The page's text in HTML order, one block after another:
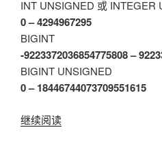
INT UNSIGNED 或 INTEGER
0 – 4294967295
BIGINT
-9223372036854775808 –
BIGINT UNSIGNED
0 – 18446744073709551615
继续阅读